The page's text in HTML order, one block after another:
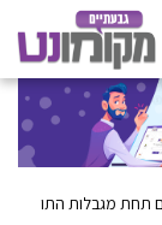
תחת מגבלות התו